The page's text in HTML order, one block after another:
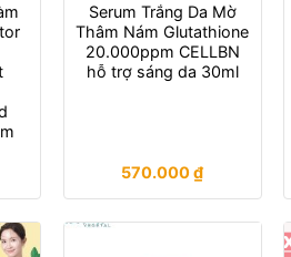
Serum Trắng Da Mờ
Thâm Nám Glutathione
20.000ppm CELLBN
hỗ trợ sáng da 30ml
570.000₫